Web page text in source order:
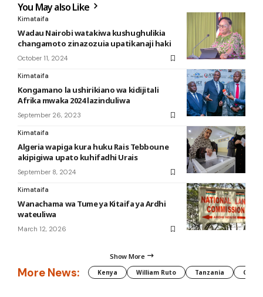
You May also Like
Kimataifa
Wadau Nairobi watakiwa kushughulikia
changamoto zinazozuia upatikanaji haki
October 11, 2024
Kimataifa
Kongamano la ushirikiano wa kidijitali
Afrika mwaka 2024 lazinduliwa
September 26, 2023
Kimataifa
Algeria wapiga kura huku Rais Tebboune
akipigiwa upato kuhifadhi Urais
September 8, 2024
Kimataifa
Wanachama wa Tume ya Kitaifa ya Ardhi
wateuliwa
March 12, 2026
Show More
More News: Kenya William Ruto Tanzania CAF